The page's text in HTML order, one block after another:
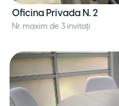
Oficina Privada N. 2
Nr. maxim de 3 invitați